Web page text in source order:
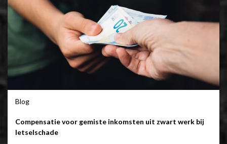
Blog
Compensatie voor gemiste inkomsten uit zwart werk bij
letselschade